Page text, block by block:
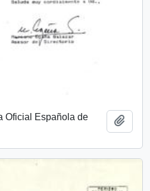
Oficial Española de